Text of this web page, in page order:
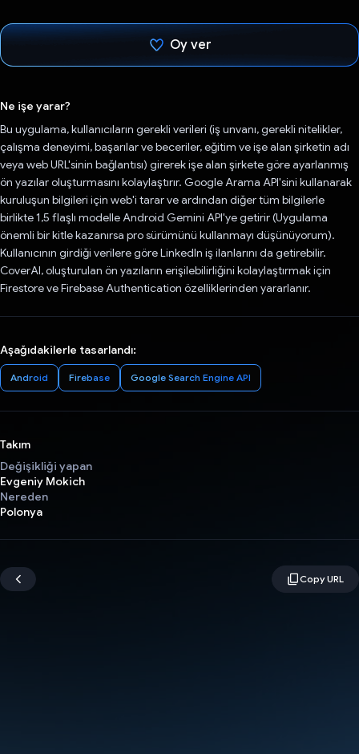
Oy ver
Ne işe yarar?
Bu uygulama, kullanıcıların gerekli verileri (iş unvanı, gerekli nitelikler,
çalışma deneyimi, başarılar ve beceriler, eğitim ve işe alan şirketin adı
veya web URL'sinin bağlantısı) girerek işe alan şirkete göre ayarlanmış
ön yazılar oluşturmasını kolaylaştırır. Google Arama API'sini kullanarak
kuruluşun bilgileri için web'i tarar ve ardından diğer tüm bilgilerle
birlikte 1,5 flaşlı modelle Android Gemini API'ye getirir (Uygulama
önemli bir kitle kazanırsa pro sürümünü kullanmayı düşünüyorum).
Kullanıcının girdiği verilere göre LinkedIn iş ilanlarını da getirebilir.
CoverAI, oluşturulan ön yazıların erişilebilirliğini kolaylaştırmak için
Firestore ve Firebase Authentication özelliklerinden yararlanır.
Aşağıdakilerle tasarlandı:
Android Firebase Google Search Engine API
Takım
Değişikliği yapan
Evgeniy Mokich
Nereden
Polonya